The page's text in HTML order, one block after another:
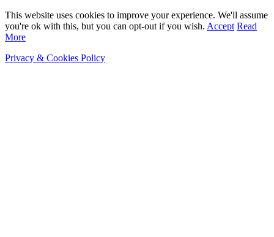
This website uses cookies to improve your experience. We'll assume
you're ok with this, but you can opt-out if you wish. Accept Read
More
Privacy & Cookies Policy